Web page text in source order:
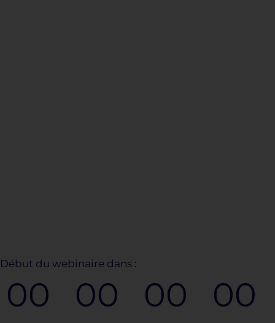
Début du webinaire dans :
00 Jours00 Heures00 Minutes00